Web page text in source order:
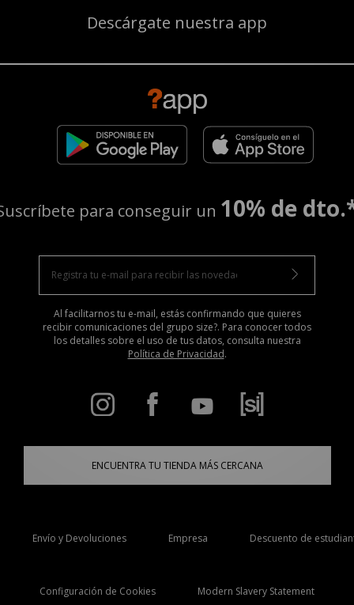
Descárgate nuestra app
para conseguir un 10% de
Al facilitarnos tu e-mail, estás confirmando que quieres
recibir comunicaciones del grupo size?. Para conocer todos
los detalles sobre el uso de tus datos, consulta nuestra
Política de Privacidad.
ENCUENTRA TU TIENDA MÁS CERCANA
Envío y Devoluciones Empresa Descuento de
Configuración de Cookies Modern Slavery Statement